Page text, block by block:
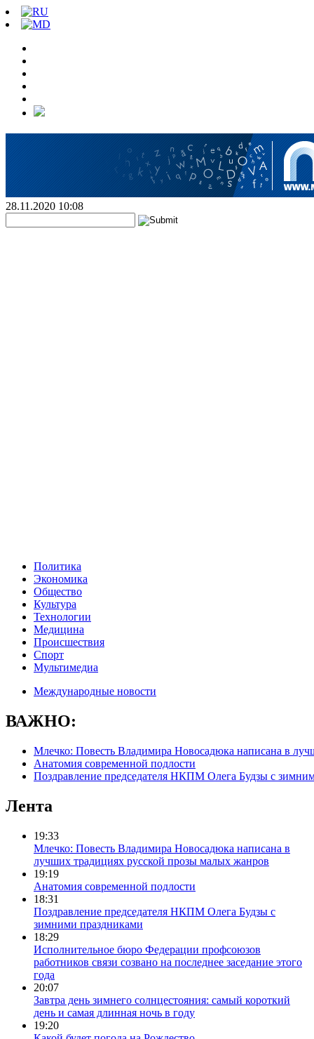
28.11.2020 10:08
Политика
Экономика
Общество
Культура
Технологии
Медицина
Происшествия
Спорт
Мультимедиа
Международные новости
ВАЖНО:
Млечко: Повесть Владимира Новосадюка написана в
Анатомия современной подлости
Поздравление председателя НКПМ Олега Будзы с
Лента
19:33
Млечко: Повесть Владимира Новосадюка написана в
лучших традициях русской прозы малых жанров
19:19
Анатомия современной подлости
18:31
Поздравление председателя НКПМ Олега Будзы с
зимними праздниками
18:29
Исполнительное бюро Федерации профсоюзов
работников связи созвано на последнее заседание этого
года
20:07
Завтра день зимнего солнцестояния: самый короткий
день и самая длинная ночь в году
19:20